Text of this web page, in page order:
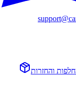
והחזרות